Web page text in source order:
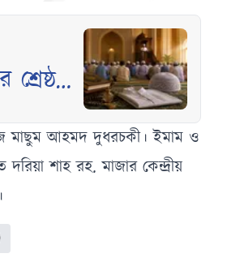
মাছুম আহমদ দুধরচকী। ইমাম ও
শাহ রহ. মাজার কেন্দ্রীয়